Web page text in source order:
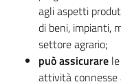
agli aspetti
di beni, impianti,
settore agrario;
può assicurare
attività connesse